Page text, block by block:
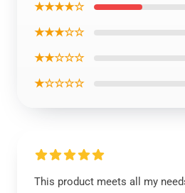
★★★★☆
★★★☆☆
★★☆☆☆
★☆☆☆☆
This product meets all my